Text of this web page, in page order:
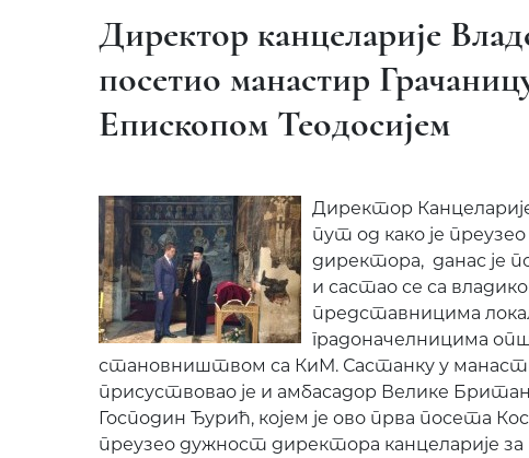
Директор канцеларије
посетио манастир
Епископом Теодосијем
Директор
пут од како је
директора, данас је
и састао се са
представницима
градоначелницима
становништвом са КиМ. Састанку у
присуствовао је и амбасадор Велике
Господин Ђурић, којем је ово прва посета
преузео дужност директора канцеларије